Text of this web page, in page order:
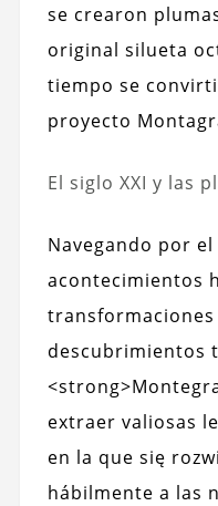
se crearon
original silueta
tiempo se
proyecto
El siglo XXI y las
Navegando por
acontecimientos
transformaciones
descubrimientos
extraer valiosas
en la que się
hábilmente a las